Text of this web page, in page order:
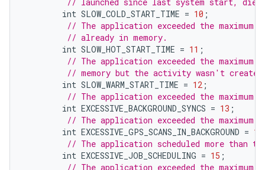
int SLOW_COLD_START_TIME = 10 ;
// The application exceeded the
// already in memory.
int SLOW_HOT_START_TIME = 11 ;
// The application exceeded the
// memory but the activity wasn't created
int SLOW_WARM_START_TIME = 12 ;
// The application exceeded the maximum
int EXCESSIVE_BACKGROUND_SYNCS = 13 ;
// The application exceeded the maximum
int EXCESSIVE_GPS_SCANS_IN_BACKGROUND = 14
// The application scheduled more than
int EXCESSIVE_JOB_SCHEDULING = 15 ;
// The application exceeded the